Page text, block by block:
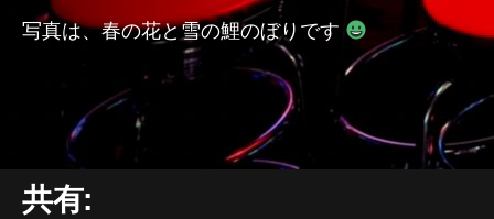
写真は、春の花と雪の鯉のぼりです
共有: